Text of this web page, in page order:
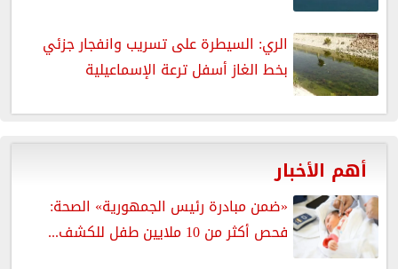
الري: السيطرة على تسريب وانفجار جزئي
بخط الغاز أسفل ترعة الإسماعيلية
أهم الأخبار
«ضمن مبادرة رئيس الجمهورية» الصحة:
فحص أكثر من 10 ملايين طفل للكشف...